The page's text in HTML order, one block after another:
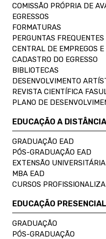
COMISSÃO PRÓPRIA DE
EGRESSOS
FORMATURAS
PERGUNTAS FREQUENTES
CENTRAL DE EMPREGOS E
CADASTRO DO EGRESSO
BIBLIOTECAS
DESENVOLVIMENTO
REVISTA CIENTÍFICA
PLANO DE
EDUCAÇÃO A DISTÂNCIA
GRADUAÇÃO EAD
PÓS-GRADUAÇÃO EAD
EXTENSÃO
MBA EAD
CURSOS
EDUCAÇÃO
GRADUAÇÃO
PÓS-GRADUAÇÃO